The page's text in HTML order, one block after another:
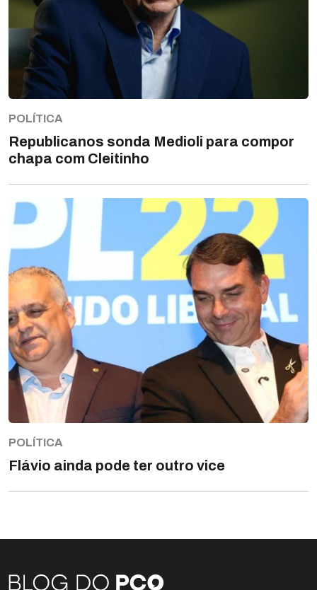
POLÍTICA
Republicanos sonda Medioli para compor
chapa com Cleitinho
POLÍTICA
Flávio ainda pode ter outro vice